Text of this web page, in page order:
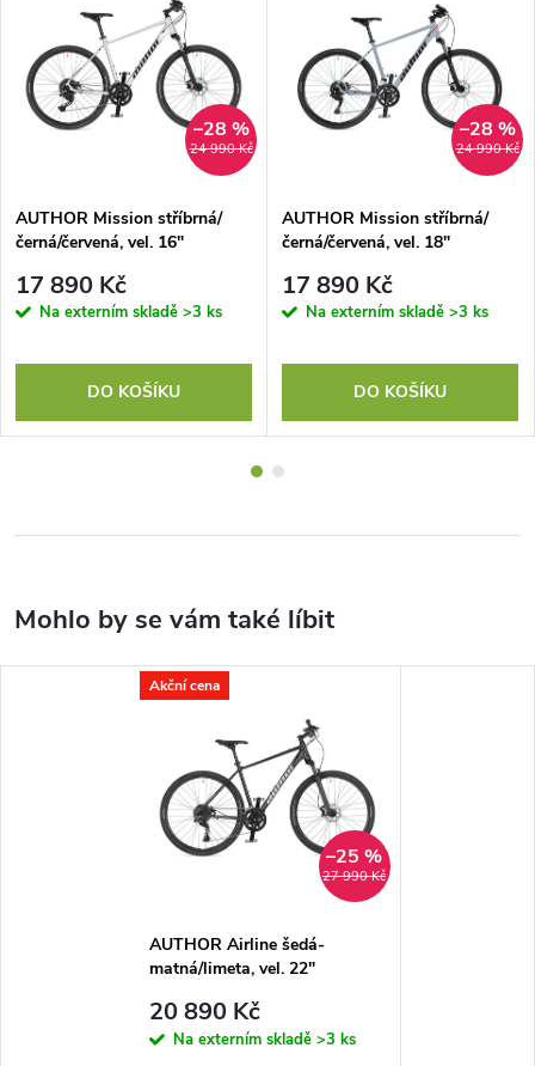
24 990 Kč
–28 %
AUTHOR Mission stříbrná/
černá/červená, vel. 16"
17 890 Kč
Na externím skladě >3 ks
DO KOŠÍKU
24 990 Kč
–28 %
AUTHOR Mission stříbrná/
černá/červená, vel. 18"
17 890 Kč
Na externím skladě >3 ks
DO KOŠÍKU
Akční cena
27 990 Kč
–25 %
AUTHOR Airline šedá-
matná/limeta, vel. 22"
20 890 Kč
Na externím skladě >3 ks